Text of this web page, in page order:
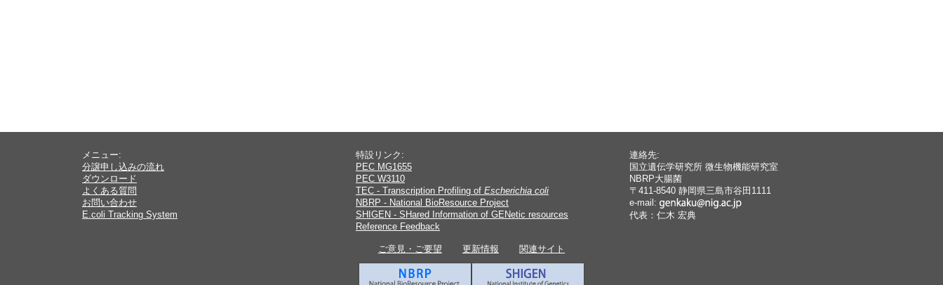
メニュー:
分譲申し込みの流れ
ダウンロード
よくある質問
お問い合わせ
E.coli Tracking System
特設リンク:
PEC MG1655
PEC W3110
TEC - Transcription Profiling of Escherichia coli
NBRP - National BioResource Project
SHIGEN - SHared Information of GENetic resources
Reference Feedback
連絡先:
国立遺伝学研究所 微生物機能研究室
NBRP大腸菌
〒411-8540 静岡県三島市谷田1111
e-mail:
代表：仁木 宏典
ご意見・ご要望 更新情報 関連サイト